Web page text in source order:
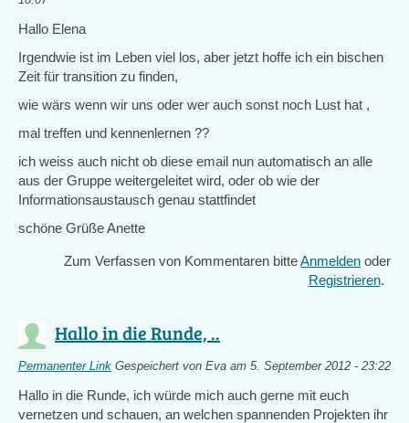
Hallo Elena
Irgendwie ist im Leben viel los, aber jetzt hoffe ich ein bischen
Zeit für transition zu finden,
wie wärs wenn wir uns oder wer auch sonst noch Lust hat ,
mal treffen und kennenlernen ??
ich weiss auch nicht ob diese email nun automatisch an alle
aus der Gruppe weitergeleitet wird, oder ob wie der
Informationsaustausch genau stattfindet
schöne Grüße Anette
Zum Verfassen von Kommentaren bitteAnmelden oder
Registrieren.
Hallo in die Runde, ..
Permanenter Link Gespeichert von Eva am 5. September 2012 - 23:22
Hallo in die Runde, ich würde mich auch gerne mit euch
vernetzen und schauen, an welchen spannenden Projekten ihr